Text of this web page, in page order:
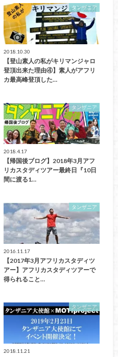
タンザニア
2018.10.30
【登山素人の私がキリマンジャロ
登頂出来た理由④】素人がアフリ
カ最高峰登頂した…
タンザニア
2018.4.17
【帰国後ブログ】2018年3月アフ
リカスタディツアー最終日『10日
間に渡る1…
タンザニア
2016.11.17
【2017年3月アフリカスタディツ
アー】アフリカスタディツアーで
得られること…
タンザニア
2018.11.21